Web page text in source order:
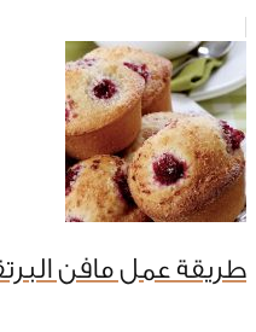
طريقة عمل مافن